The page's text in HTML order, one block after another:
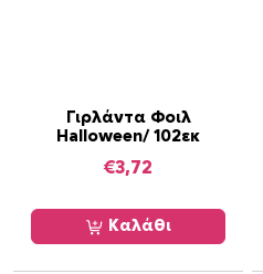
Γιρλάντα Φοιλ
Halloween/ 102εκ
€3,72
Καλάθι